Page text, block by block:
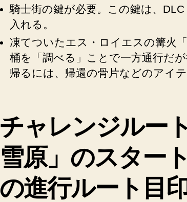
騎士街の鍵が必要。この鍵は、
入れる。
凍てついたエス・ロイエスの篝火
桶を「調べる」ことで一方通行だ
帰るには、帰還の骨片などのアイ
チャレンジルー
雪原」のスター
の進行ルート目